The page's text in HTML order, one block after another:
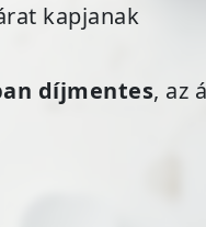
kapjanak
díjmentes, az